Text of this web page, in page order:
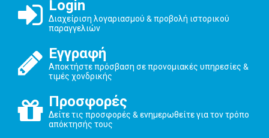
Login
Διαχείριση λογαριασμού & προβολή ιστορικού
παραγγελιών
Εγγραφή
Αποκτήστε πρόσβαση σε προνομιακές υπηρεσίες &
τιμές χονδρικής
Προσφορές
Δείτε τις προσφορές & ενημερωθείτε για τον τρόπο
απόκτησής τους